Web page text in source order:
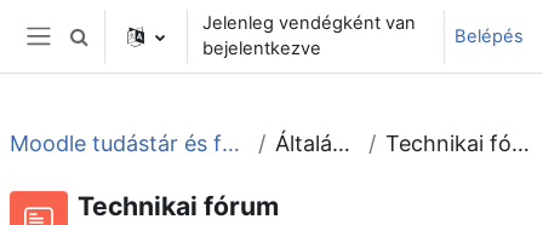
Tovább a fő tartalomhoz
Oldalpanel
Keresési bemeneti adatok váltása
Jelenleg vendégként van
bejelentkezve
Belépés
Moodle tudástár és fórum Általános Technikai fórum
Technikai fórum